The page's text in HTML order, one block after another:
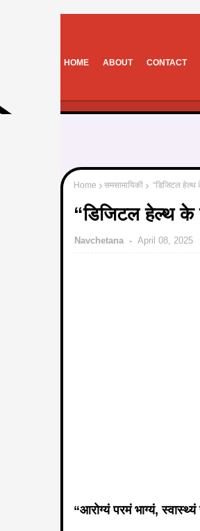
HOME ABOUT CONTACT
Home समसामायिकी “डिजिटल हेल्थ
“डिजिटल हेल्थ के
Navchetana April 08, 2025
“आरोग्यं परमं भाग्यं, स्वास्थ्यं